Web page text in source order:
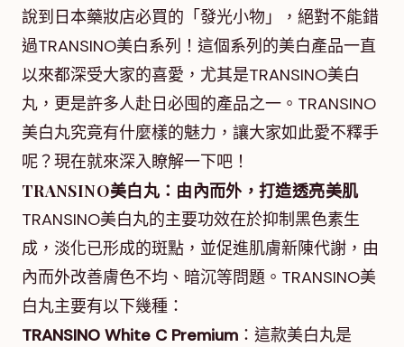
說到日本藥妝店必買的「發光小物」，絕對不能錯
過TRANSINO美白系列！這個系列的美白產品一直
以來都深受大家的喜愛，尤其是TRANSINO美白
丸，更是許多人赴日必囤的產品之一。TRANSINO
美白丸究竟有什麼樣的魅力，讓大家如此愛不釋手
呢？現在就來深入瞭解一下吧！
TRANSINO美白丸：由內而外，打造透亮美肌
TRANSINO美白丸的主要功效在於抑制黑色素生
成，淡化已形成的斑點，並促進肌膚新陳代謝，由
內而外改善膚色不均、暗沉等問題。TRANSINO美
白丸主要有以下幾種：
TRANSINO White C Premium ：這款美白丸是